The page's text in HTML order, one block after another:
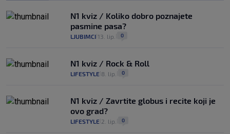
N1 kviz / Koliko dobro poznajete
pasmine pasa?
LJUBIMCI 13. lip. 0
N1 kviz / Rock & Roll
LIFESTYLE 8. lip. 0
N1 kviz / Zavrtite globus i recite koji je
ovo grad?
LIFESTYLE 2. lip. 0